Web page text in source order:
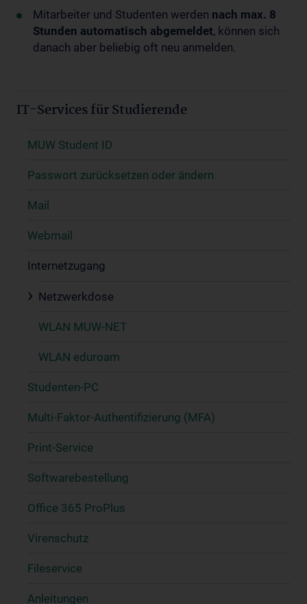
Mitarbeiter und Studenten werden nach max. 8
Stunden automatisch abgemeldet, können sich
danach aber beliebig oft neu anmelden.
IT-Services für Studierende
MUW Student ID
Passwort zurücksetzen oder ändern
Mail
Webmail
Internetzugang
Netzwerkdose
WLAN MUW-NET
WLAN eduroam
Studenten-PC
Multi-Faktor-Authentifizierung (MFA)
Print-Service
Softwarebestellung
Office 365 ProPlus
Virenschutz
Fileservice
Anleitungen